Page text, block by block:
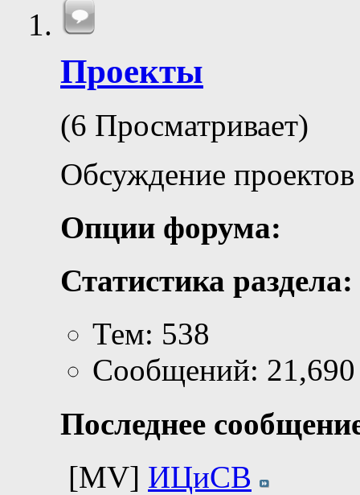
Проекты
(6 Просматривает)
Обсуждение проектов
Опции форума:
Статистика раздела:
Тем: 538
Сообщений: 21,690
Последнее
[MV] ИЦиСВ